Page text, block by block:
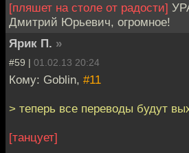
[пляшет на столе от радости]
Дмитрий Юрьевич, огромное!
Ярик П. »
#59 | 01.02.13 20:24
Кому: Goblin, #11
> теперь все переводы будут
[танцует]